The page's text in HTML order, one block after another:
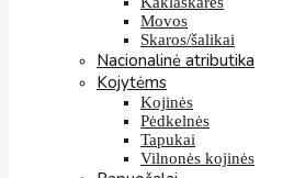
Movos
Skaros/šalikai
Nacionalinė atributika
Kojytėms
Kojinės
Pėdkelnės
Tapukai
Vilnonės kojinės